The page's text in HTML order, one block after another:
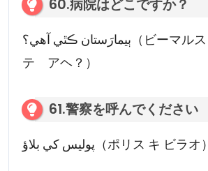
60.病院はどこですか？
ٻيمارَستان ڪٿي آهي؟（ビーマルスタン カフ
テ アヘ？）
61.警察を呼んでください
پولیس کي بلاؤ（ポリス キ ビラオ）